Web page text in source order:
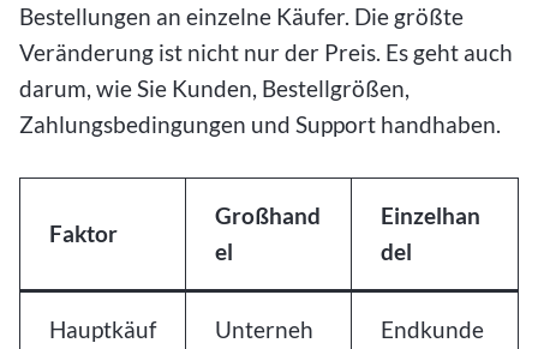
Bestellungen an einzelne Käufer. Die größte
Veränderung ist nicht nur der Preis. Es geht auch
darum, wie Sie Kunden, Bestellgrößen,
Zahlungsbedingungen und Support handhaben.
Faktor
Großhand
el
Einzelhan
del
Hauptkäuf
Unterneh
Endkunde